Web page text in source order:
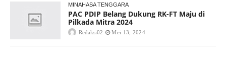
MINAHASA TENGGARA
PAC PDIP Belang Dukung RK-FT Maju di
Pilkada Mitra 2024
Redaksi02 Mei 13, 2024